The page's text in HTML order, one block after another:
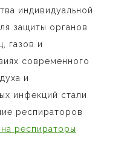
индивидуальной
защиты органов
газов и
современного
и
инфекций стали
респираторов
респираторы